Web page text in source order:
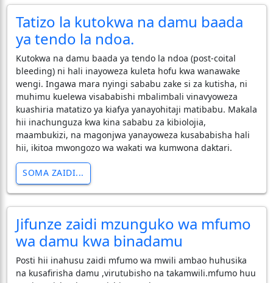
Tatizo la kutokwa na damu baada
ya tendo la ndoa.
Kutokwa na damu baada ya tendo la ndoa (post-coital
bleeding) ni hali inayoweza kuleta hofu kwa wanawake
wengi. Ingawa mara nyingi sababu zake si za kutisha, ni
muhimu kuelewa visababishi mbalimbali vinavyoweza
kuashiria matatizo ya kiafya yanayohitaji matibabu. Makala
hii inachunguza kwa kina sababu za kibiolojia,
maambukizi, na magonjwa yanayoweza kusababisha hali
hii, ikitoa mwongozo wa wakati wa kumwona daktari.
SOMA ZAIDI...
Jifunze zaidi mzunguko wa mfumo
wa damu kwa binadamu
Posti hii inahusu zaidi mfumo wa mwili ambao huhusika
na kusafirisha damu ,virutubisho na takamwili.mfumo huu